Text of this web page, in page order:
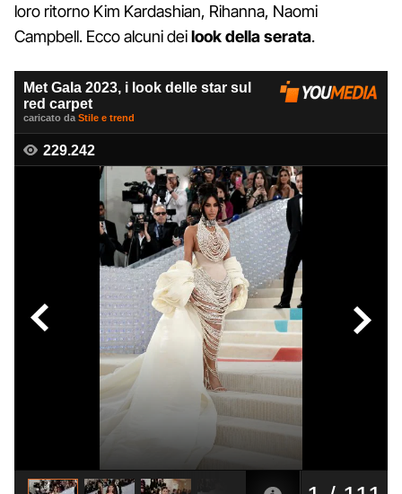
loro ritorno Kim Kardashian, Rihanna, Naomi
Campbell. Ecco alcuni deilook della serata.